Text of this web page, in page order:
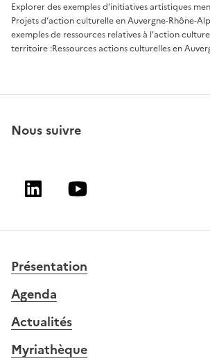
Explorer des exemples d’initiatives artistiques
Projets d’action culturelle en Auvergne-Rhône-
exemples de ressources relatives à l'action
territoire :Ressources actions culturelles en
Nous suivre
LinkedinYoutube
Présentation
Agenda
Actualités
Myriathèque